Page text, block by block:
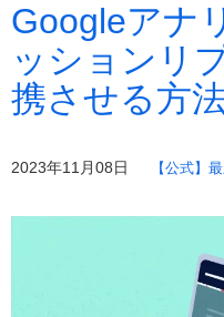
Googleアナ
ッションリ
携させる方
2023年11月08日 【公式】